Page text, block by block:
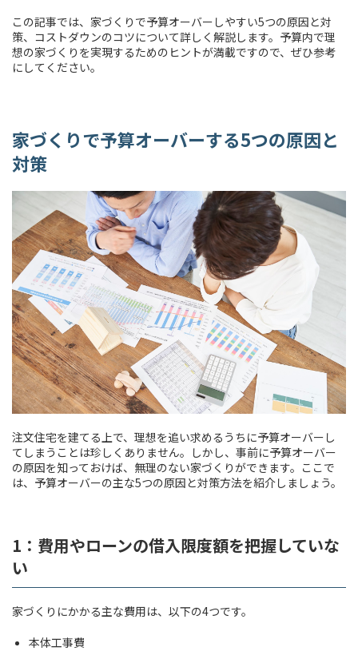
この記事では、家づくりで予算オーバーしやすい5つの原因と対
策、コストダウンのコツについて詳しく解説します。予算内で理
想の家づくりを実現するためのヒントが満載ですので、ぜひ参考
にしてください。
家づくりで予算オーバーする5つの原因と
対策
注文住宅を建てる上で、理想を追い求めるうちに予算オーバーし
てしまうことは珍しくありません。しかし、事前に予算オーバー
の原因を知っておけば、無理のない家づくりができます。ここで
は、予算オーバーの主な5つの原因と対策方法を紹介しましょう。
1：費用やローンの借入限度額を把握していな
い
家づくりにかかる主な費用は、以下の4つです。
本体工事費